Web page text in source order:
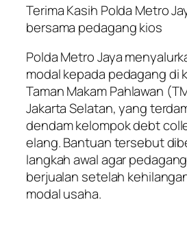
Terima Kasih Polda Metro
bersama pedagang kios
Polda Metro Jaya
modal kepada pedagang di
Taman Makam Pahlawan
Jakarta Selatan, yang
dendam kelompok debt
elang. Bantuan tersebut
langkah awal agar
berjualan setelah
modal usaha.